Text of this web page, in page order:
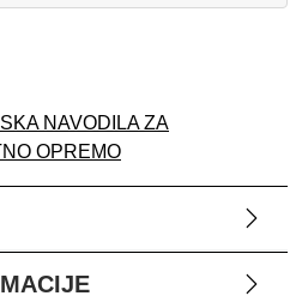
NAVODILA ZA
OPREMO